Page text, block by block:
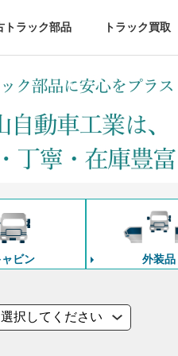
トラック部品 トラック買取
ャビン 外装品